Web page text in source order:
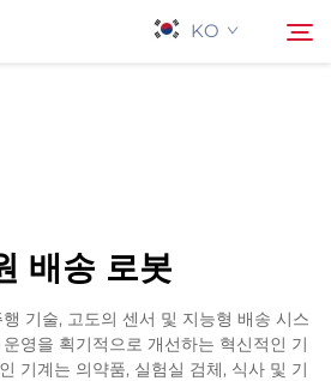
KO
배송 로봇
기술, 고도의 센서 및 지능형 배송 시스
영을 획기적으로 개선하는 혁신적인 기
기계는 의약품, 실험실 검체, 식사 및 기